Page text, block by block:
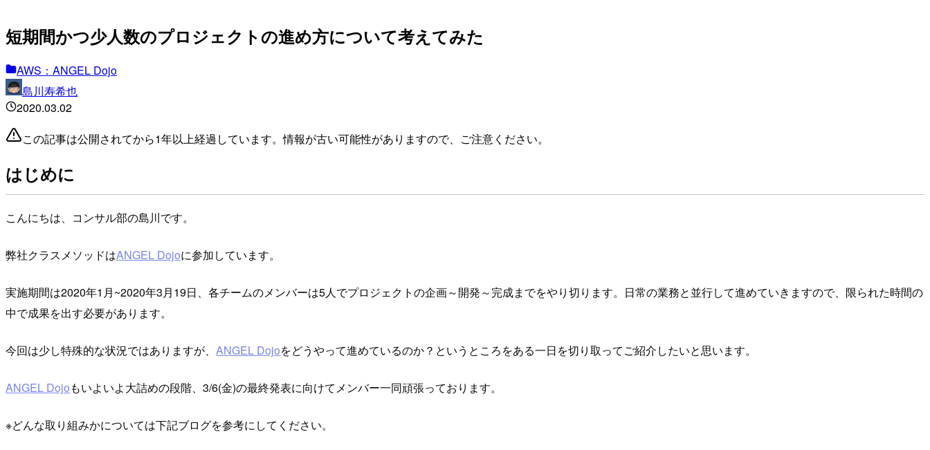
短期間かつ少人数のプロジェクトの進め方について考えてみた
AWS：ANGEL Dojo
島川寿希也
2020.03.02
この記事は公開されてから1年以上経過しています。情報が古い可能性がありますので、ご注意ください。
はじめに
こんにちは、コンサル部の島川です。
弊社クラスメソッドはANGEL Dojoに参加しています。
実施期間は2020年1月~2020年3月19日、各チームのメンバーは5人でプロジェクトの企画～開発～完成までをやり切ります。日常の業務と並行して進めていきますので、限られた時間の
中で成果を出す必要があります。
今回は少し特殊的な状況ではありますが、 ANGEL Dojoをどうやって進めているのか？というところをある一日を切り取ってご紹介したいと思います。
ANGEL Dojoもいよいよ大詰めの段階、3/6(金)の最終発表に向けてメンバー一同頑張っております。
※どんな取り組みかについては下記ブログを参考にしてください。